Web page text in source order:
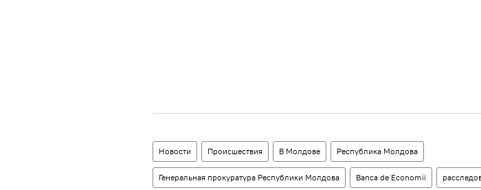
Новости Происшествия В Молдове Республика Молдова
Генеральная прокуратура Республики Молдова Bаncа de Economii